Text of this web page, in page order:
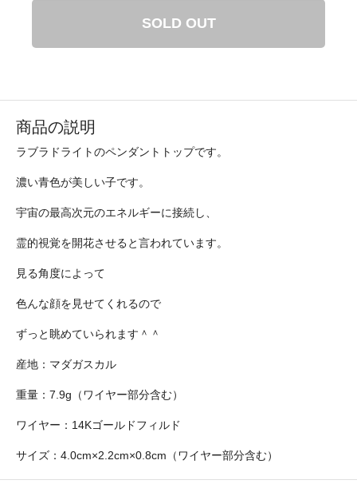
SOLD OUT
商品の説明
ラブラドライトのペンダントトップです。
濃い青色が美しい子です。
宇宙の最高次元のエネルギーに接続し、
霊的視覚を開花させると言われています。
見る角度によって
色んな顔を見せてくれるので
ずっと眺めていられます＾＾
産地：マダガスカル
重量：7.9g（ワイヤー部分含む）
ワイヤー：14Kゴールドフィルド
サイズ：4.0cm×2.2cm×0.8cm（ワイヤー部分含む）